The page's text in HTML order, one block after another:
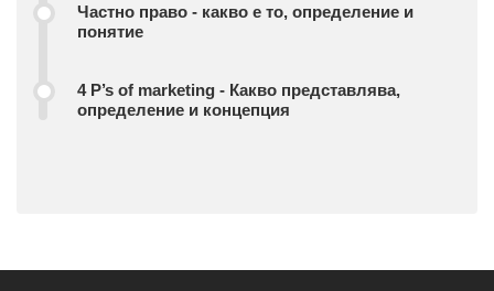
Частно право - какво е то, определение и
понятие
4 P’s of marketing - Какво представлява,
определение и концепция